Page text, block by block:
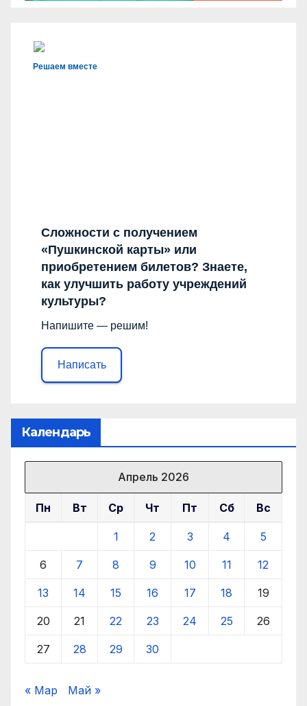
Решаем вместе
Сложности с получением
«Пушкинской карты» или
приобретением билетов? Знаете,
как улучшить работу учреждений
культуры?
Напишите — решим!
Написать
Календарь
Апрель 2026
Пн Вт Ср Чт Пт Сб Вс
1 2 3 4 5
6 7 8 9 10 11 12
13 14 15 16 17 18 19
20 21 22 23 24 25 26
27 28 29 30
« Мар Май »